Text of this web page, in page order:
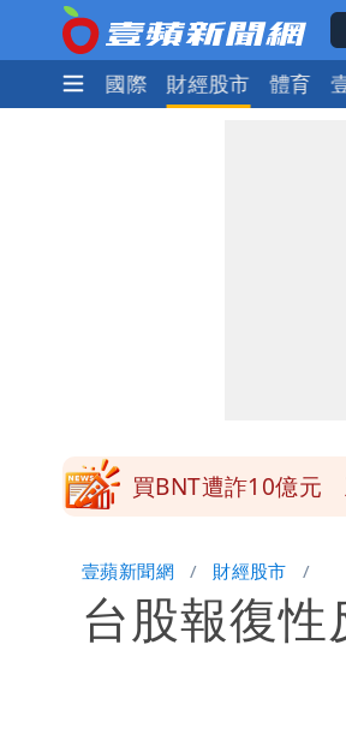
社會 國際 財經股市 體育
買BNT遭詐10億元
慈濟內部信流出！
白海豚接近「北台
壹蘋新聞網 財經股市
台股報復